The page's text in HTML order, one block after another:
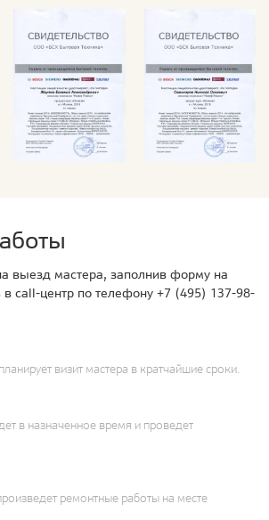
выезд мастера, заполнив форму на
в call-центр по телефону +7 (495) 137-98-
визит мастера в кратчайшие сроки.
в назначенное время и проведет
ремонтные работы на месте